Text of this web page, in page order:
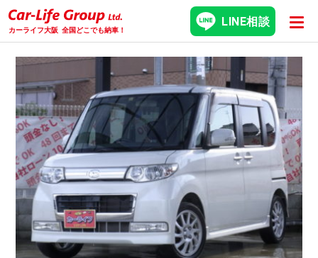
カーライフ大阪 全国どこでも納車！
LINE相談